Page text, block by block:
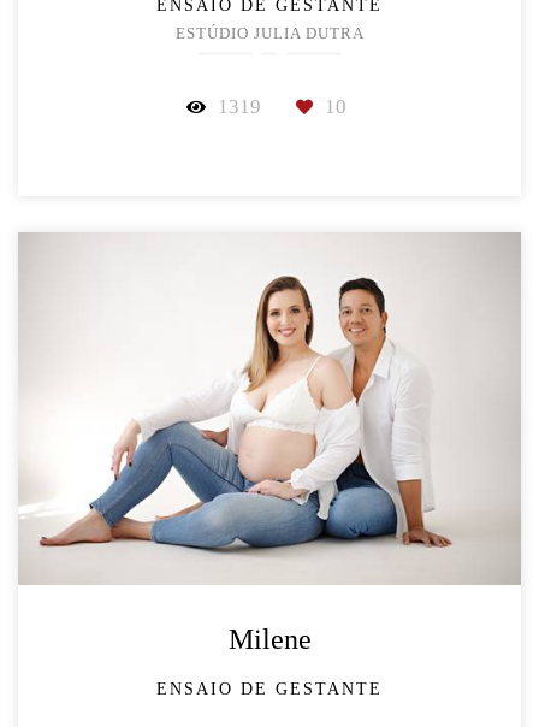
ENSAIO DE GESTANTE
ESTÚDIO JULIA DUTRA
1319 10
Milene
ENSAIO DE GESTANTE